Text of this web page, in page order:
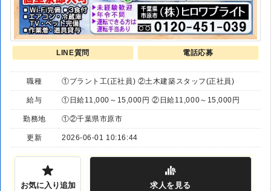
LINE質問 電話応募
職種 ①プラント工(正社員) ②土木建築スタッフ(正社員)
給与 ①日給11,000～15,000円 ②日給11,000～15,000円
勤務地 ①②千葉県市原市
更新 2026-06-01 10:16:44
お気に入り追加 求人を見る